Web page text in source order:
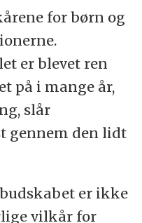
for børn og
er blevet ren
på i mange år,
slår
gennem den lidt
er ikke
vilkår for